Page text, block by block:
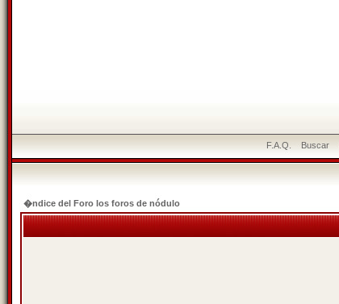
F.A.Q. Buscar
�ndice del Foro los foros de nódulo